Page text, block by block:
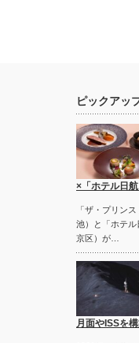
ピックアッ
×「ホテル日航
「ザ・プリン
池）と「ホテ
京区）が…
月面やISSを